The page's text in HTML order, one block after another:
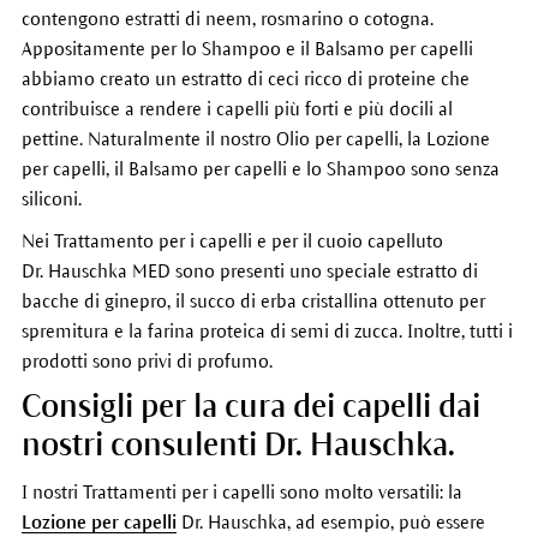
contengono estratti di neem, rosmarino o cotogna.
Appositamente per lo Shampoo e il Balsamo per capelli
abbiamo creato un estratto di ceci ricco di proteine che
contribuisce a rendere i capelli più forti e più docili al
pettine. Naturalmente il nostro Olio per capelli, la Lozione
per capelli, il Balsamo per capelli e lo Shampoo sono senza
siliconi.
Nei Trattamento per i capelli e per il cuoio capelluto
Dr. Hauschka MED sono presenti uno speciale estratto di
bacche di ginepro, il succo di erba cristallina ottenuto per
spremitura e la farina proteica di semi di zucca. Inoltre, tutti i
prodotti sono privi di profumo.
Consigli per la cura dei capelli dai
nostri consulenti Dr. Hauschka.
I nostri Trattamenti per i capelli sono molto versatili: la
Lozione per capelliDr. Hauschka, ad esempio, può essere